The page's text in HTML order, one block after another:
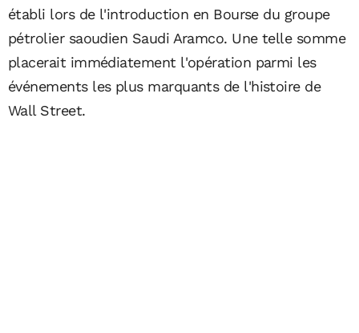
établi lors de l'introduction en Bourse du groupe
pétrolier saoudien Saudi Aramco. Une telle somme
placerait immédiatement l'opération parmi les
événements les plus marquants de l'histoire de
Wall Street.